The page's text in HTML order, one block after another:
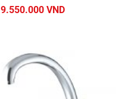
9.550.000 VND